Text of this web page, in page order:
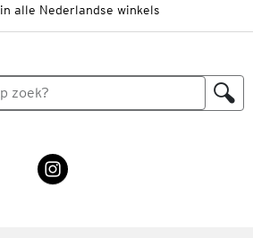
in alle Nederlandse winkels